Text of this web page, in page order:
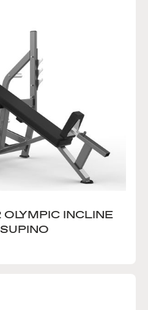
INCLINE